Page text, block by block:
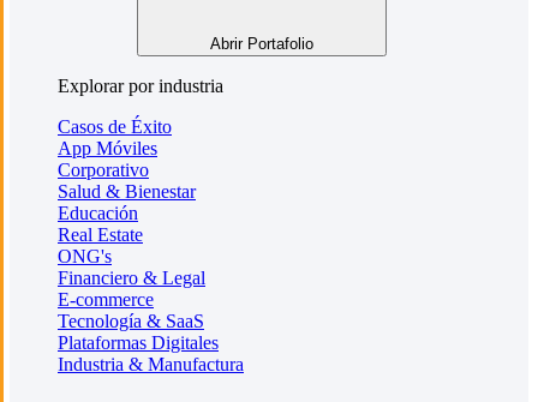
Abrir Portafolio
Explorar por industria
Casos de Éxito
App Móviles
Corporativo
Salud & Bienestar
Educación
Real Estate
ONG's
Financiero & Legal
E-commerce
Tecnología & SaaS
Plataformas Digitales
Industria & Manufactura